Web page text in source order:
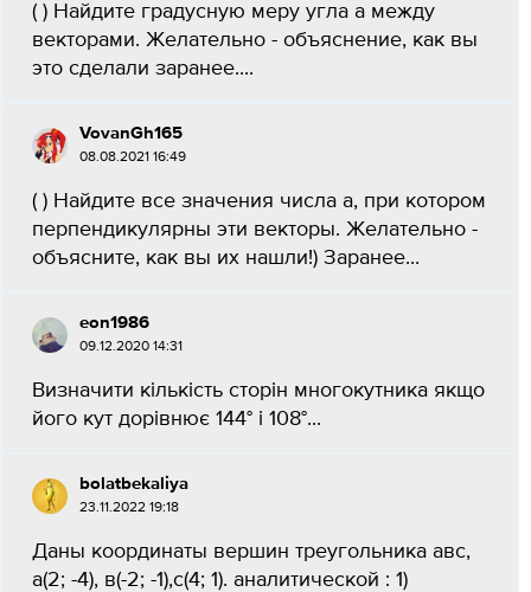
( ) Найдите градусную меру угла a между
векторами. Желательно - объяснение, как вы
это сделали заранее....
VovanGh165
08.08.2021 16:49
( ) Найдите все значения числа a, при котором
перпендикулярны эти векторы. Желательно -
объясните, как вы их нашли!) Заранее...
eon1986
09.12.2020 14:31
Визначити кількість сторін многокутника якщо
його кут дорівнює 144° і 108°​...
bolatbekaliya
23.11.2022 19:18
Даны координаты вершин треугольника авс,
а(2; -4), в(-2; -1),с(4; 1). аналитической : 1)